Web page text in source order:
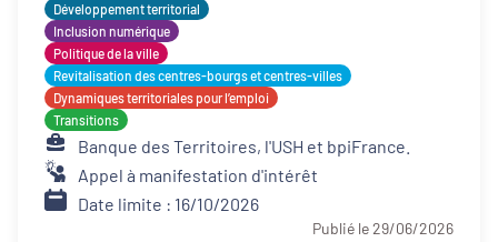
Développement territorial
Inclusion numérique
Politique de la ville
Revitalisation des centres-bourgs et centres-villes
Dynamiques territoriales pour l’emploi
Transitions
Banque des Territoires, l'USH et bpiFrance.
Appel à manifestation d'intérêt
Date limite : 16/10/2026
Publié le 29/06/2026